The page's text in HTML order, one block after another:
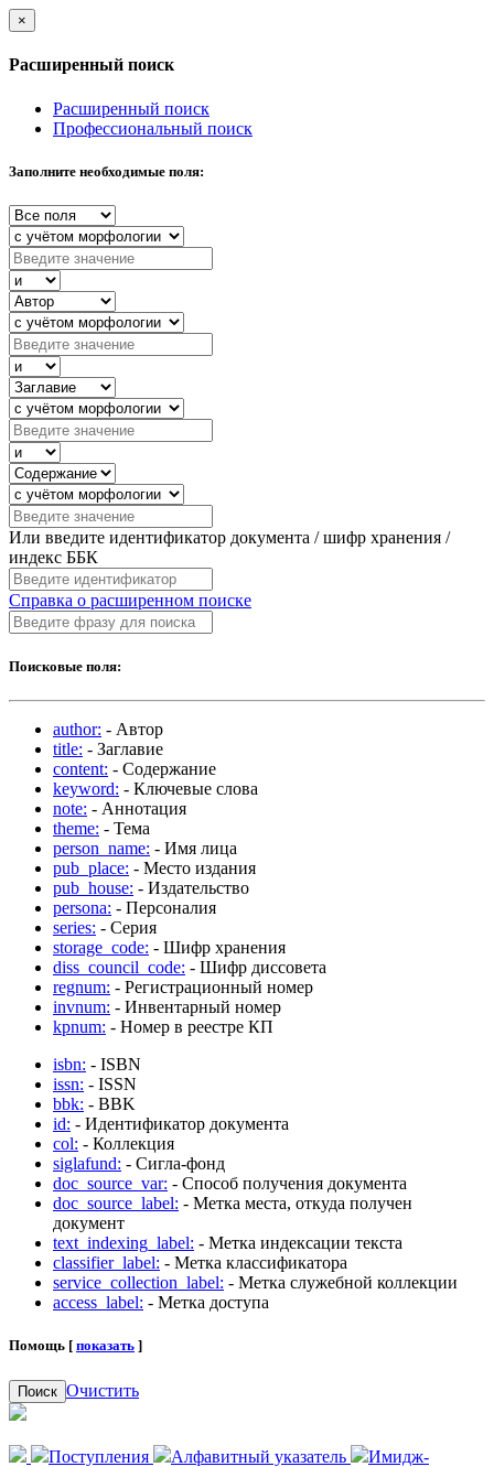
×
Расширенный поиск
Расширенный поиск
Профессиональный поиск
Заполните необходимые поля:
Или введите идентификатор документа / шифр хранения /
индекс ББК
Справка о расширенном поиске
Поисковые поля:
author: - Автор
title: - Заглавие
content: - Содержание
keyword: - Ключевые слова
note: - Аннотация
theme: - Тема
person_name: - Имя лица
pub_place: - Место издания
pub_house: - Издательство
persona: - Персоналия
series: - Серия
storage_code: - Шифр хранения
diss_council_code: - Шифр диссовета
regnum: - Регистрационный номер
invnum: - Инвентарный номер
kpnum: - Номер в реестре КП
isbn: - ISBN
issn: - ISSN
bbk: - BBK
id: - Идентификатор документа
col: - Коллекция
siglafund: - Сигла-фонд
doc_source_var: - Способ получения документа
doc_source_label: - Метка места, откуда получен
документ
text_indexing_label: - Метка индексации текста
classifier_label: - Метка классификатора
service_collection_label: - Метка служебной коллекции
access_label: - Метка доступа
Помощь [ показать ]
Поиск Очистить
Поступления Алфавитный указатель
Имидж-